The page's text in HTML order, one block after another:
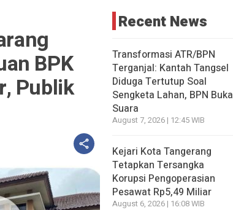
BPK
Publik
Recent News
Transformasi ATR/BPN
Terganjal: Kantah Tangsel
Diduga Tertutup Soal
Sengketa Lahan, BPN Buka
Suara
August 7, 2026 | 12:45 WIB
Kejari Kota Tangerang
Tetapkan Tersangka
Korupsi Pengoperasian
Pesawat Rp5,49 Miliar
August 6, 2026 | 16:08 WIB